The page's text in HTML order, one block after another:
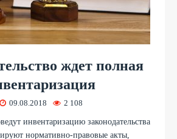
ждет полная
09.08.2018 2 108
инвентаризацию законодательства
нормативно-правовые акты,